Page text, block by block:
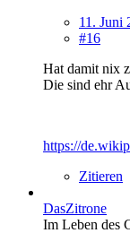
11. Juni
#16
Hat damit nix
Die sind ehr
https://
Zitieren
DasZitrone
Im Leben des